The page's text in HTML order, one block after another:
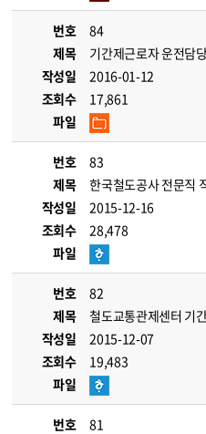
번호
84
제목
기간제근로자 운전담
작성일
2016-01-12
조회수
17,861
파일
번호
83
제목
한국철도공사 전문직
작성일
2015-12-16
조회수
28,478
파일
번호
82
제목
철도교통관제센터 기
작성일
2015-12-07
조회수
19,483
파일
번호
81